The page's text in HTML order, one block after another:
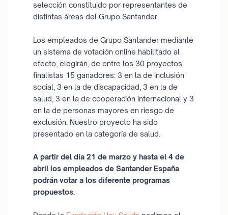
selección constituido por representantes de
distintas áreas del Grupo Santander.
Los empleados de Grupo Santander mediante
un sistema de votación online habilitado al
efecto, elegirán, de entre los 30 proyectos
finalistas 15 ganadores: 3 en la de inclusión
social, 3 en la de discapacidad, 3 en la de
salud, 3 en la de cooperación internacional y 3
en la de personas mayores en riesgo de
exclusión. Nuestro proyecto ha sido
presentado en la categoría de salud.
A partir del día 21 de marzo y hasta el 4 de
abril los empleados de Santander España
podrán votar a los diferente programas
propuestos.